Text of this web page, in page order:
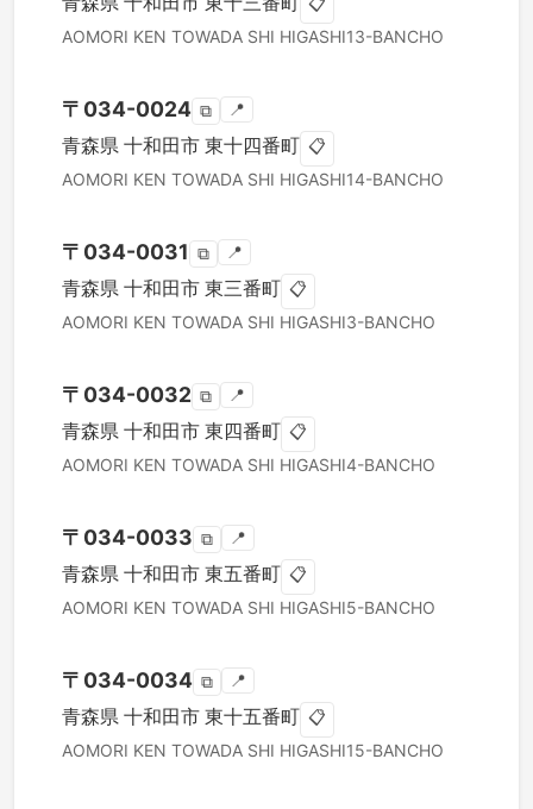
AOMORI KEN TOWADA SHI HIGASHI13-BANCHO
〒 034-0024 ⧉ 📍
青森県 十和田市 東十四番町 📋
AOMORI KEN TOWADA SHI HIGASHI14-BANCHO
〒 034-0031 ⧉ 📍
青森県 十和田市 東三番町 📋
AOMORI KEN TOWADA SHI HIGASHI3-BANCHO
〒 034-0032 ⧉ 📍
青森県 十和田市 東四番町 📋
AOMORI KEN TOWADA SHI HIGASHI4-BANCHO
〒 034-0033 ⧉ 📍
青森県 十和田市 東五番町 📋
AOMORI KEN TOWADA SHI HIGASHI5-BANCHO
〒 034-0034 ⧉ 📍
青森県 十和田市 東十五番町 📋
AOMORI KEN TOWADA SHI HIGASHI15-BANCHO